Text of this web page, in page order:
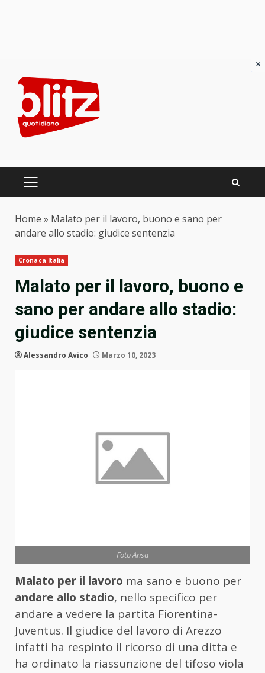
content
PRIMARY
Home » Malato per il lavoro, buono e sano per
andare allo stadio: giudice sentenzia
Cronaca Italia
Malato per il lavoro, buono e
sano per andare allo stadio:
giudice sentenzia
Alessandro Avico Marzo 10, 2023
Foto Ansa
Malato per il lavoro ma sano e buono per
andare allo stadio, nello specifico per
andare a vedere la partita Fiorentina-
Juventus. Il giudice del lavoro di Arezzo
infatti ha respinto il ricorso di una ditta e
ha ordinato la riassunzione del tifoso viola
×